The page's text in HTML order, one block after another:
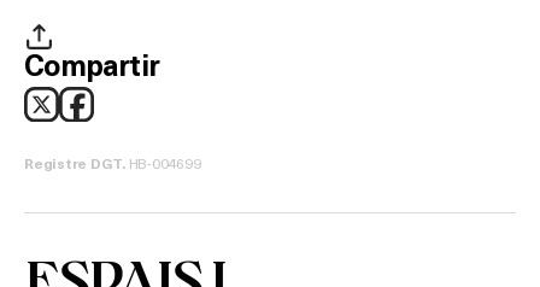
HOTELS
TERRASSES
Compartir
Registre DGT. HB-004699